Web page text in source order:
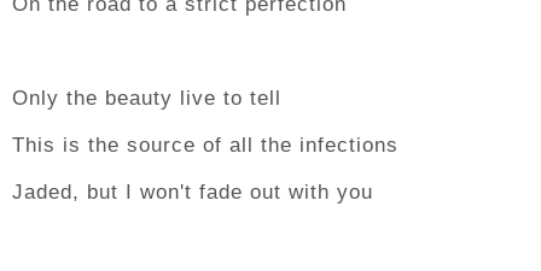
Only the beauty live to tell
This is the source of all the infections
Jaded, but I won't fade out with you